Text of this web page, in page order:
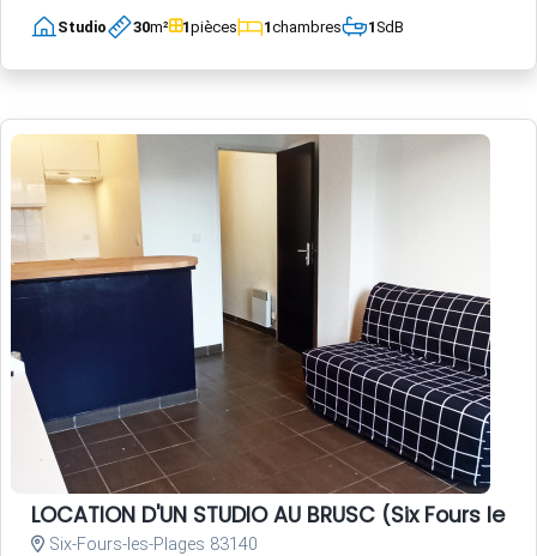
Studio 30m² 1pièces 1chambres 1SdB
LOCATION D'UN STUDIO AU BRUSC (Six Fours les
Six-Fours-les-Plages 83140